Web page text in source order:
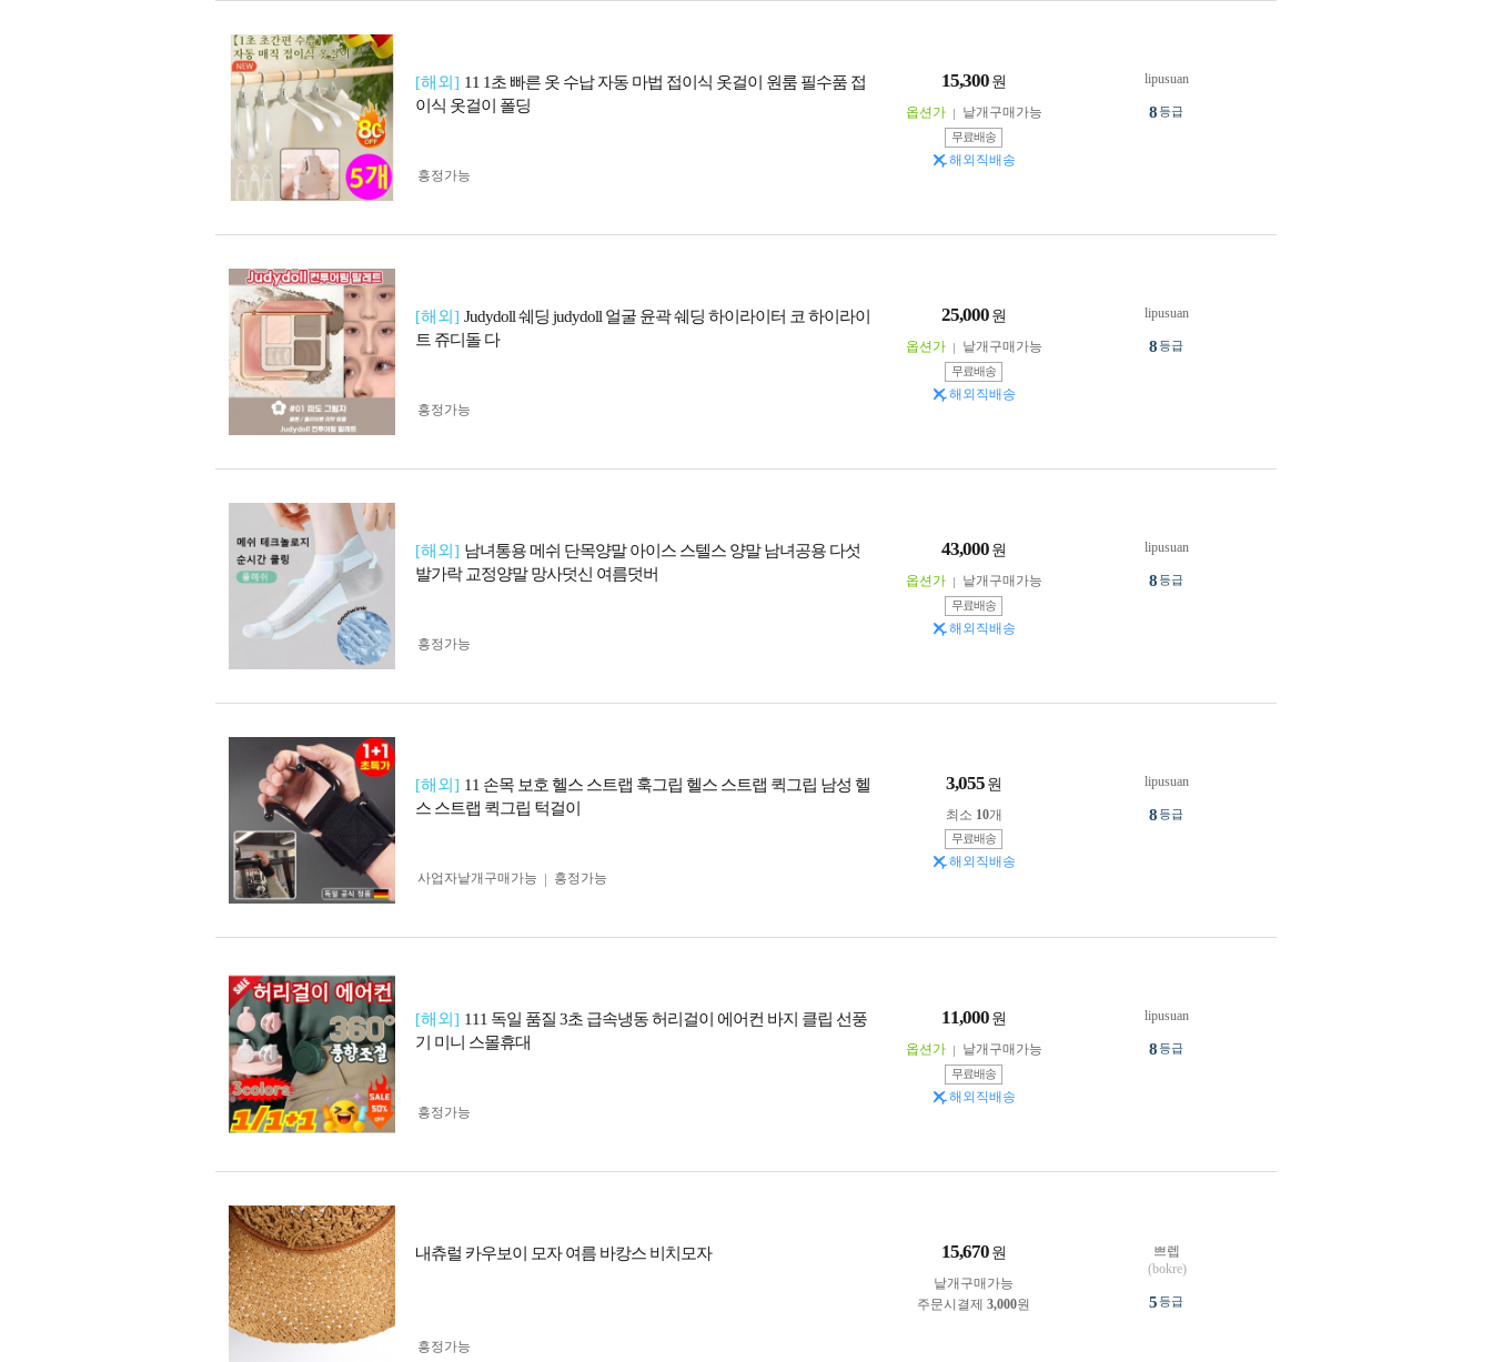
[해외] 11 1초 빠른 옷 수납 자동 마법 접이식 옷걸이 원룸 필수품 접
이식 옷걸이 폴딩
15,300 원
옵션가 낱개구매가능
무료배송
해외직배송
흥정가능
lipusuan
8등급
[해외] Judydoll 쉐딩 judydoll 얼굴 윤곽 쉐딩 하이라이터 코 하이라이
트 쥬디돌 다
25,000 원
옵션가 낱개구매가능
무료배송
해외직배송
흥정가능
lipusuan
8등급
[해외] 남녀통용 메쉬 단목양말 아이스 스텔스 양말 남녀공용 다섯
발가락 교정양말 망사덧신 여름덧버
43,000 원
옵션가 낱개구매가능
무료배송
해외직배송
흥정가능
lipusuan
8등급
[해외] 11 손목 보호 헬스 스트랩 훅그립 헬스 스트랩 퀵그립 남성 헬
스 스트랩 퀵그립 턱걸이
3,055 원
최소 10개
무료배송
해외직배송
사업자 낱개구매가능
흥정가능
lipusuan
8등급
[해외] 111 독일 품질 3초 급속냉동 허리걸이 에어컨 바지 클립 선풍
기 미니 스몰휴대
11,000 원
옵션가 낱개구매가능
무료배송
해외직배송
흥정가능
lipusuan
8등급
내츄럴 카우보이 모자 여름 바캉스 비치모자 15,670 원
낱개구매가능
주문시결제 3,000원
흥정가능
쁘렙
(bokre)
5등급